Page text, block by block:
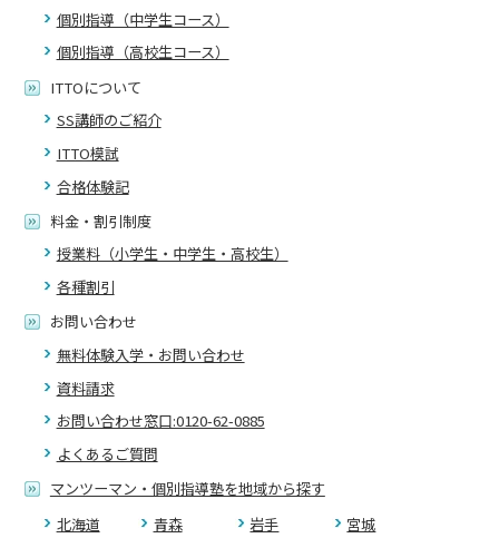
個別指導（中学生コース）
個別指導（高校生コース）
ITTOについて
SS講師のご紹介
ITTO模試
合格体験記
料金・割引制度
授業料（小学生・中学生・高校生）
各種割引
お問い合わせ
無料体験入学・お問い合わせ
資料請求
お問い合わせ窓口:0120-62-0885
よくあるご質問
マンツーマン・個別指導塾を地域から探す
北海道
青森 岩手
宮城